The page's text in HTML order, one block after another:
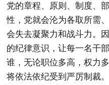
党的章程、原则、制度、
性，党就会沦为各取所需
会失去凝聚力和战斗力。
的纪律意识，让每一名干
谁，无论职位多高，权力
将依法依纪受到严厉制裁